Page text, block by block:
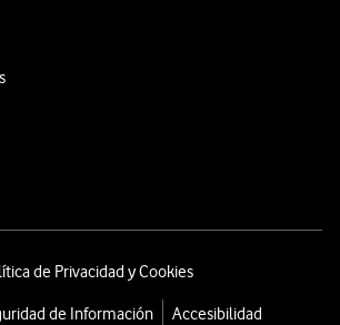
de Privacidad y Cookies
de Información Accesibilidad